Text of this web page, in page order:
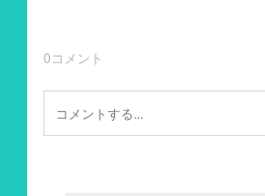
0コメント